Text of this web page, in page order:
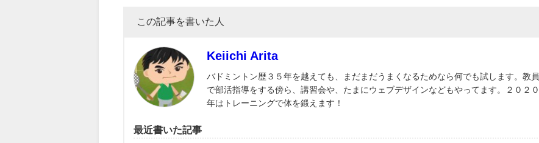
この記事を書いた人
Keiichi Arita
バドミントン歴３５年を越えても、まだまだうまくなるためなら何でも試します。教員
で部活指導をする傍ら、講習会や、たまにウェブデザインなどもやってます。２０２０
年はトレーニングで体を鍛えます！
最近書いた記事